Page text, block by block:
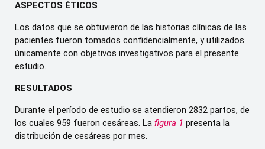
ASPECTOS ÉTICOS
Los datos que se obtuvieron de las historias clínicas de las
pacientes fueron tomados confidencialmente, y utilizados
únicamente con objetivos investigativos para el presente
estudio.
RESULTADOS
Durante el período de estudio se atendieron 2832 partos, de
los cuales 959 fueron cesáreas. La figura 1 presenta la
distribución de cesáreas por mes.